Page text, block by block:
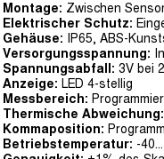
Montage: Zwischen
Elektrischer Schutz:
Gehäuse: IP65, ABS-
Versorgungsspannung:
Spannungsabfall: 3V bei
Anzeige: LED 4-stellig
Messbereich:
Thermische Abweichung:
Kommaposition:
Betriebstemperatur: -